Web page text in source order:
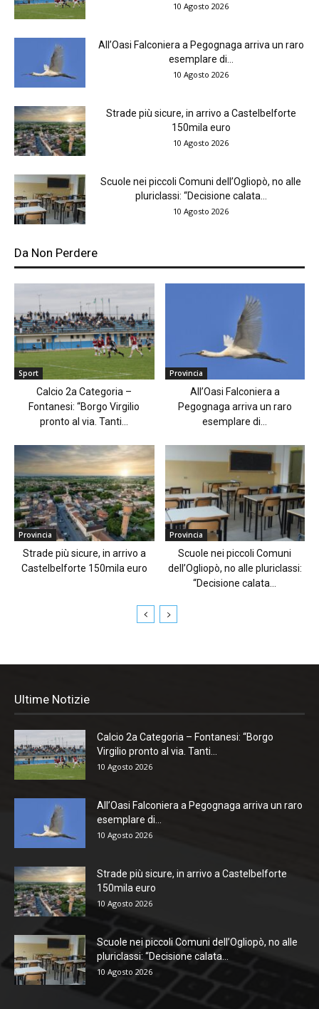
10 Agosto 2026
All’Oasi Falconiera a Pegognaga arriva un raro
esemplare di...
10 Agosto 2026
Strade più sicure, in arrivo a Castelbelforte
150mila euro
10 Agosto 2026
Scuole nei piccoli Comuni dell’Ogliopò, no alle
pluriclassi: “Decisione calata...
10 Agosto 2026
Da Non Perdere
Sport
Calcio 2a Categoria –
Fontanesi: “Borgo Virgilio
pronto al via. Tanti...
Provincia
All’Oasi Falconiera a
Pegognaga arriva un raro
esemplare di...
Provincia
Strade più sicure, in arrivo a
Castelbelforte 150mila euro
Provincia
Scuole nei piccoli Comuni
dell’Ogliopò, no alle pluriclassi:
“Decisione calata...
Ultime Notizie
Calcio 2a Categoria – Fontanesi: “Borgo
Virgilio pronto al via. Tanti...
10 Agosto 2026
All’Oasi Falconiera a Pegognaga arriva un raro
esemplare di...
10 Agosto 2026
Strade più sicure, in arrivo a Castelbelforte
150mila euro
10 Agosto 2026
Scuole nei piccoli Comuni dell’Ogliopò, no alle
pluriclassi: “Decisione calata...
10 Agosto 2026